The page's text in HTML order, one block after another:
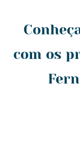
com os